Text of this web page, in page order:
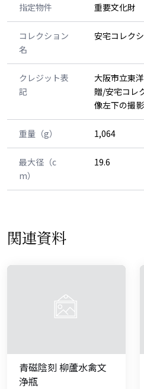
指定物件 重要文化財
コレクション
名
安宅コレク
クレジット表
記
大阪市立東
贈/安宅コレ
像左下の撮
重量（g） 1,064
最大径（c
m）
19.6
関連資料
青磁陰刻 柳蘆水禽文
浄瓶